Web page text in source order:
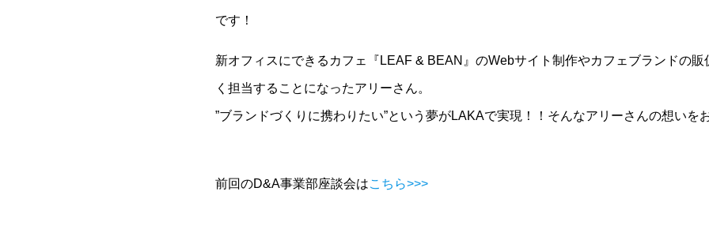
です！
新オフィスにできるカフェ『LEAF & BEAN』のWebサイト制作やカフェブランドの
く担当することになったアリーさん。
”ブランドづくりに携わりたい”という夢がLAKAで実現！！そんなアリーさんの想いを
前回のD&A事業部座談会はこちら>>>